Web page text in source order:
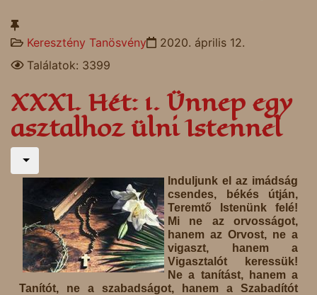
Keresztény Tanösvény
2020. április 12.
Találatok: 3399
XXXI. Hét: 1. Ünnep egy
asztalhoz ülni Istennel
Induljunk el az imádság
csendes, békés útján,
Teremtő Istenünk felé!
Mi ne az orvosságot,
hanem az Orvost, ne a
vigaszt, hanem a
Vigasztalót keressük!
Ne a tanítást, hanem a
Tanítót, ne a szabadságot, hanem a Szabadítót